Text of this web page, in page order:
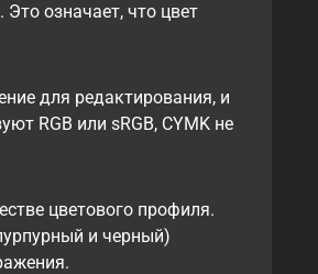
означает, что цвет
для редактирования, и
RGB или sRGB, CYMK не
цветового профиля.
и черный)